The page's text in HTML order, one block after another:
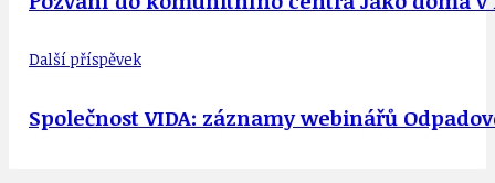
Další příspěvek
Společnost VIDA: záznamy webinářů